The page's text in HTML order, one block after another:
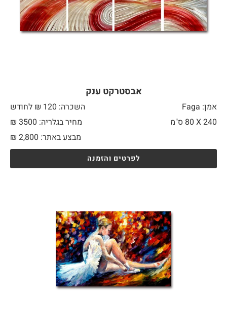
אבסטרקט ענק
אמן: Faga
השכרה: 120 ₪ לחודש
240 X
מחיר בגלריה: 3500 ₪
מבצע באתר:
₪ 2,800
לפרטים והזמנה